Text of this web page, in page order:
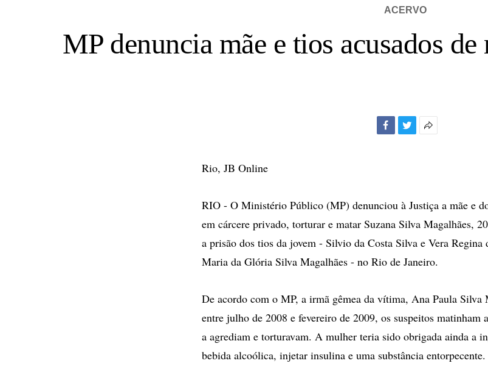
ACERVO
MP denuncia mãe e tios acusados
Rio, JB Online
RIO - O Ministério Público (MP) denunciou à Justiça a mãe e
em cárcere privado, torturar e matar Suzana Silva Magalhães,
a prisão dos tios da jovem - Silvio da Costa Silva e Vera Regina
Maria da Glória Silva Magalhães - no Rio de Janeiro.
De acordo com o MP, a irmã gêmea da vítima, Ana Paula Silva
entre julho de 2008 e fevereiro de 2009, os suspeitos matinham
a agrediam e torturavam. A mulher teria sido obrigada ainda a
bebida alcoólica, injetar insulina e uma substância entorpecente.